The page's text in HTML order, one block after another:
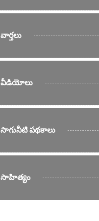
April 4, 2026
వార్తలు
వీడియోలు
సాగునీటి పథకాలు
సాహిత్యం